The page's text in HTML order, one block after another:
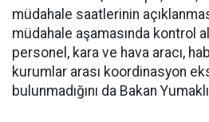
müdahale saatlerinin
müdahale aşamasında kontrol
personel, kara ve hava aracı,
kurumlar arası koordinasyon
bulunmadığını da Bakan